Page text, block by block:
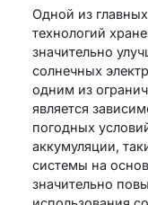
Одной из
технологий
значительно
солнечных
одним из
является
погодных
аккумуляции,
системы на
значительно